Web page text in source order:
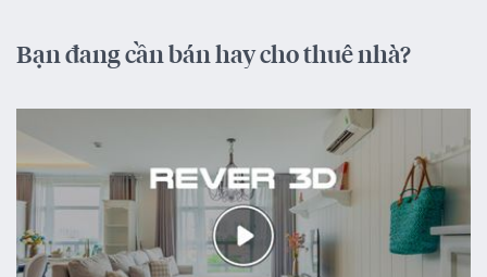
Bạn đang cần bán hay cho thuê nhà?